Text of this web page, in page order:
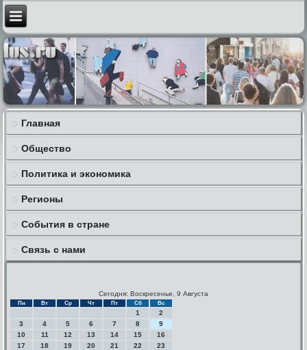
Главная
Общество
Политика и экономика
Регионы
События в стране
Связь с нами
Сегодня: Воскресенье, 9 Августа
Пн Вт Ср Чт Пт Сб Вс
1
2
3
4 5 6 7 8
9
10
11 12 13 14 15
16
17
18 19 20 21 22
23